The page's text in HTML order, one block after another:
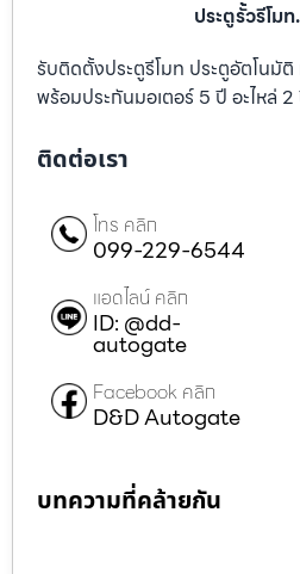
ประตูรั้วรีโม
รับติดตั้งประตูรีโมท ประตูอัตโนมั
พร้อมประกันมอเตอร์ 5 ปี อะไหล่ 2
ติดต่อเรา
โทร คลิก
099-229-6544
แอดไลน์ คลิก
ID: @dd-
autogate
Facebook คลิก
D&D Autogate
บทความที่คล้ายกัน